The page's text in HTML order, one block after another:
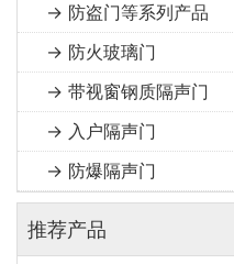
→ 防盗门等系列产品
→ 防火玻璃门
→ 带视窗钢质隔声门
→ 入户隔声门
→ 防爆隔声门
推荐产品